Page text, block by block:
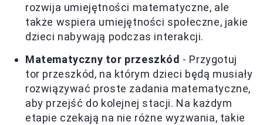
rozwija umiejętności matematyczne, ale
także wspiera umiejętności społeczne, jakie
dzieci nabywają podczas interakcji.
Matematyczny tor przeszkód - Przygotuj
tor przeszkód, na którym dzieci będą musiały
rozwiązywać proste zadania matematyczne,
aby przejść do kolejnej stacji. Na każdym
etapie czekają na nie różne wyzwania, takie